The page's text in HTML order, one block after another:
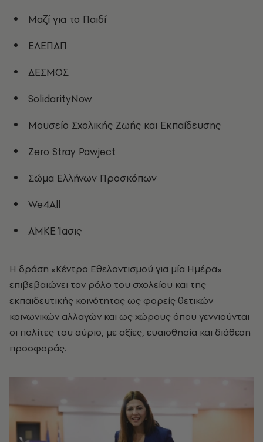
Μαζί για το Παιδί
ΕΛΕΠΑΠ
ΔΕΣΜΟΣ
SolidarityNow
Μουσείο Σχολικής Ζωής και Εκπαίδευσης
Zero Stray Pawject
Σώμα Ελλήνων Προσκόπων
We4All
ΑΜΚΕ Ίασις
Η δράση «Κέντρο Εθελοντισμού για μία Ημέρα»
επιβεβαιώνει τον ρόλο του σχολείου και της
εκπαιδευτικής κοινότητας ως φορείς θετικών
κοινωνικών αλλαγών και ως χώρους όπου γεννιούνται
οι πολίτες του αύριο, με αξίες, ευαισθησία και διάθεση
προσφοράς.